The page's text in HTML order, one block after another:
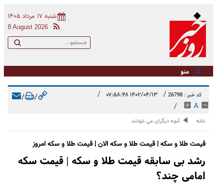
شنبه ۱۷ مرداد ۱۴۰۵
8 August 2026
منو
کد خبر : 26798 / ۱۴۰۲/۰۴/۱۳ ۰۷:۵۸:۴۸ /
A
/
/
/
خانه آنچه دیگران می خوانند
قیمت طلا و سکه | قیمت طلا و سکه الان | قیمت طلا و سکه امروز
رشد بی سابقه قیمت طلا و سکه | قیمت سکه
امامی چند؟